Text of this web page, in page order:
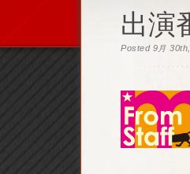
出演
Posted 9月